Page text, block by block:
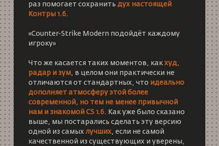
раз помогает сохранить дух настоящей
Контры 1.6.
«Counter-Strike Modern подойдёт каждому
игроку»
Что же касается таких моментов, как худ,
радар и зум, в целом они практически не
отличаются от стандартных, что идеально
дополняет атмосферу этой более
современной, но тем не менее привычной
нам и знакомой CS 1.6. Как уже было сказано
выше, мы постарались сделать эту версию
одной из самых лучших, если не самой
качественной из существующих и уверены,